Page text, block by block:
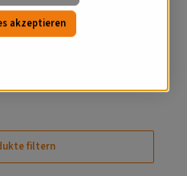
filtern
akzeptieren